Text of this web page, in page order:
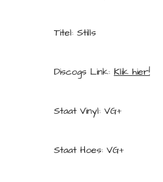
Titel: Stills
Discogs Link: Klik hier!
Staat Vinyl: VG+
Staat Hoes: VG+